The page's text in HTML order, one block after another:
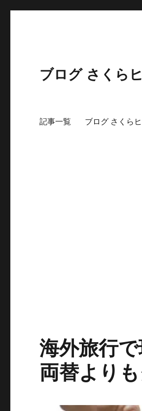
ブログ さくら
記事一覧 ブログ さくら
海外旅行
両替より